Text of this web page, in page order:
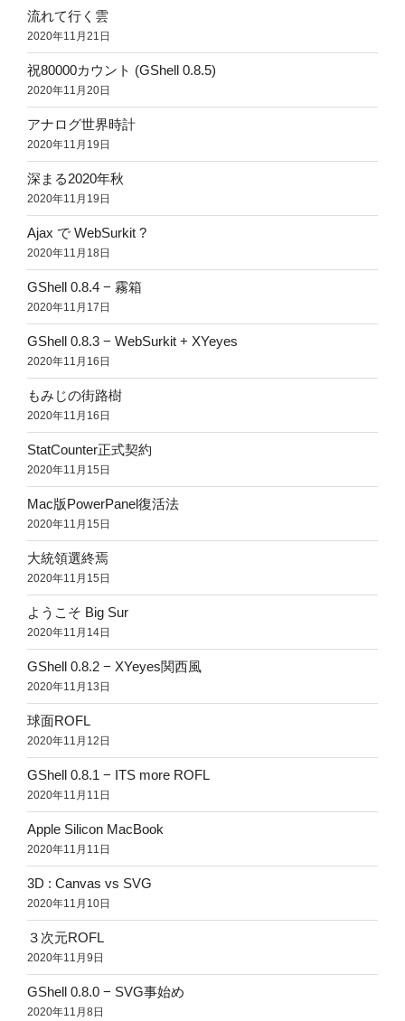
流れて行く雲
2020年11月21日
祝80000カウント (GShell 0.8.5)
2020年11月20日
アナログ世界時計
2020年11月19日
深まる2020年秋
2020年11月19日
Ajax で WebSurkit ?
2020年11月18日
GShell 0.8.4 − 霧箱
2020年11月17日
GShell 0.8.3 − WebSurkit + XYeyes
2020年11月16日
もみじの街路樹
2020年11月16日
StatCounter正式契約
2020年11月15日
Mac版PowerPanel復活法
2020年11月15日
大統領選終焉
2020年11月15日
ようこそ Big Sur
2020年11月14日
GShell 0.8.2 − XYeyes関西風
2020年11月13日
球面ROFL
2020年11月12日
GShell 0.8.1 − ITS more ROFL
2020年11月11日
Apple Silicon MacBook
2020年11月11日
3D : Canvas vs SVG
2020年11月10日
３次元ROFL
2020年11月9日
GShell 0.8.0 − SVG事始め
2020年11月8日